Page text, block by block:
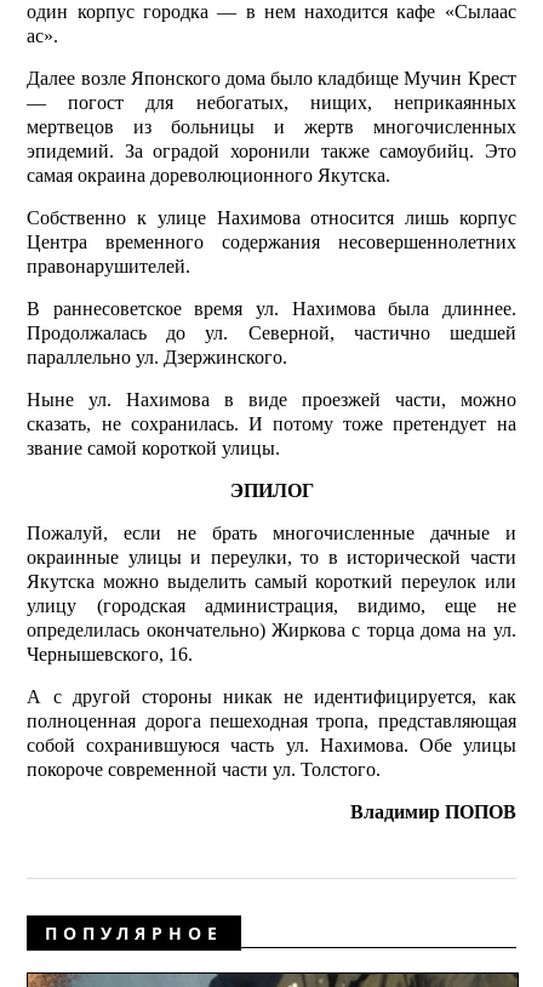
один корпус городка — в нем находится кафе «Сылаас
ас».
Далее возле Японского дома было кладбище Мучин Крест
— погост для небогатых, нищих, неприкаянных
мертвецов из больницы и жертв многочисленных
эпидемий. За оградой хоронили также самоубийц. Это
самая окраина дореволюционного Якутска.
Собственно к улице Нахимова относится лишь корпус
Центра временного содержания несовершеннолетних
правонарушителей.
В раннесоветское время ул. Нахимова была длиннее.
Продолжалась до ул. Северной, частично шедшей
параллельно ул. Дзержинского.
Ныне ул. Нахимова в виде проезжей части, можно
сказать, не сохранилась. И потому тоже претендует на
звание самой короткой улицы.
ЭПИЛОГ
Пожалуй, если не брать многочисленные дачные и
окраинные улицы и переулки, то в исторической части
Якутска можно выделить самый короткий переулок или
улицу (городская администрация, видимо, еще не
определилась окончательно) Жиркова с торца дома на ул.
Чернышевского, 16.
А с другой стороны никак не идентифицируется, как
полноценная дорога пешеходная тропа, представляющая
собой сохранившуюся часть ул. Нахимова. Обе улицы
покороче современной части ул. Толстого.
Владимир ПОПОВ
ПОПУЛЯРНОЕ